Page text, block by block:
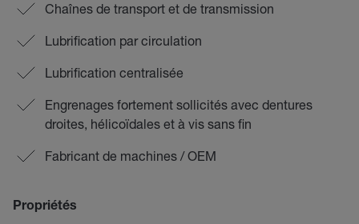
Chaînes de transport et de transmission
Lubrification par circulation
Lubrification centralisée
Engrenages fortement sollicités avec dentures
droites, hélicoïdales et à vis sans fin
Fabricant de machines / OEM
Propriétés